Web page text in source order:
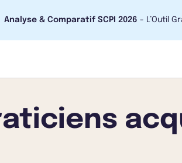
Analyse & Comparatif SCPI 2026 - L’Outil